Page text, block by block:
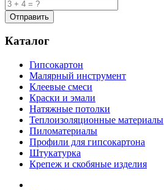
Каталог
Гипсокартон
Малярный инструмент
Клеевые смеси
Краски и эмали
Натяжные потолки
Теплоизоляционные материалы
Пиломатериалы
Профили для гипсокартона
Штукатурка
Крепеж и скобяные изделия